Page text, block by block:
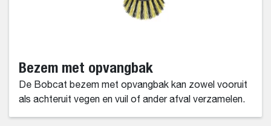
Bezem met opvangbak
De Bobcat bezem met opvangbak kan zowel vooruit
als achteruit vegen en vuil of ander afval verzamelen.